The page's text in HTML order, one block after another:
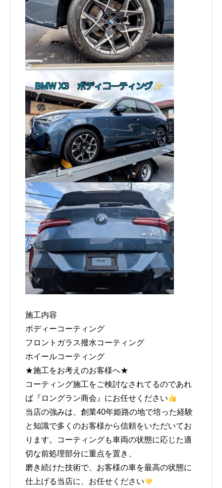
施工内容
ボディーコーティング
フロントガラス撥水コーティング
ホイールコーティング
★施工をお考えのお客様へ★
コーティング施工をご検討なされてるのであれ
ば『ロングラン商会』にお任せください
当店の強みは、創業40年姫路の地で培った経験
と知識で多くのお客様から信頼をいただいてお
ります。コーティングも車両の状態に応じた適
切な前処理部分に重点を置き、
磨き続けた技術で、お客様の車を最高の状態に
仕上げる当店に、お任せください